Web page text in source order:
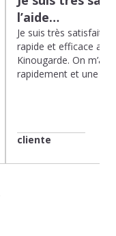
l’aide…
Je suis très satisfaite
rapide et efficace
Kinougarde. On m’a
rapidement et une
cliente